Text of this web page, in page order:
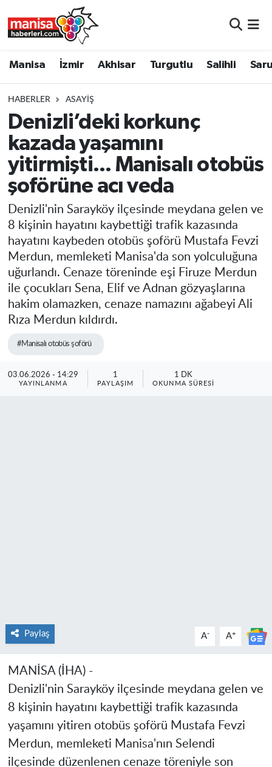
Manisa İzmir Akhisar Turgutlu Salihli
HABERLER ASAYIŞ
Denizli’deki korkunç
kazada yaşamını
yitirmişti... Manisalı otobüs
şoförüne acı veda
Denizli'nin Sarayköy ilçesinde meydana gelen ve
8 kişinin hayatını kaybettiği trafik kazasında
hayatını kaybeden otobüs şoförü Mustafa Fevzi
Merdun, memleketi Manisa'da son yolculuğuna
uğurlandı. Cenaze töreninde eşi Firuze Merdun
ile çocukları Sena, Elif ve Adnan gözyaşlarına
hakim olamazken, cenaze namazını ağabeyi Ali
Rıza Merdun kıldırdı.
#Manisalı otobüs şoförü
03.06.2026 - 14:29
YAYINLANMA
1
PAYLAŞIM
1 DK
OKUNMA SÜRESI
Paylaş A- A+
MANİSA (İHA) -
Denizli'nin Sarayköy ilçesinde meydana gelen ve
8 kişinin hayatını kaybettiği trafik kazasında
yaşamını yitiren otobüs şoförü Mustafa Fevzi
Merdun, memleketi Manisa'nın Selendi
ilçesinde düzenlenen cenaze töreniyle son
Turgutlu
Salihli
Soma
Resmi İlanlar
Manisa Nöbetçi Eczaneler
Manisa Trafik Yoğunluk Haritası
Süper Lig Puan Durumu ve Fikstür
Son Dakika Haberleri
Haber Arşivi